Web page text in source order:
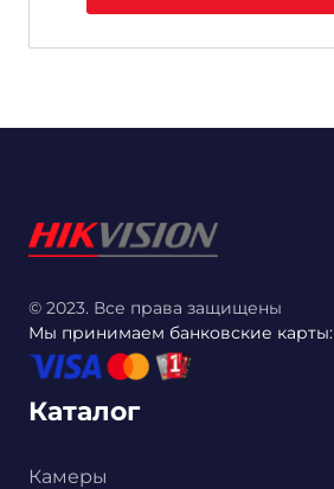
© 2023. Все права защищены
Мы принимаем банковские карты:
Каталог
Камеры